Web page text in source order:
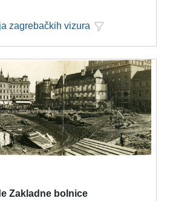
zagrebačkih vizura
Zakladne bolnice